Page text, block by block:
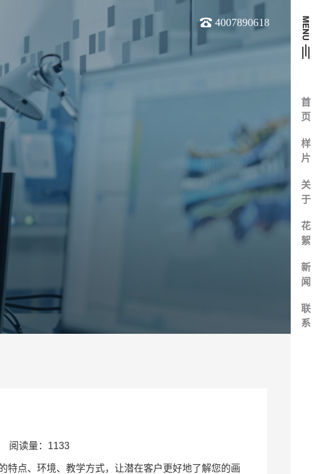
首
页
样
片
关
于
花
絮
新
闻
联
系
4007890618
阅读量：1133
特点、环境、教学方式，让潜在客户更好地了解您的画